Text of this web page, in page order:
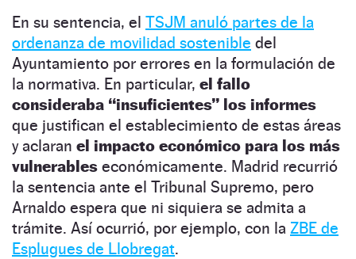
En su sentencia, el TSJM anuló partes de la
ordenanza de movilidad sostenible del
Ayuntamiento por errores en la formulación de
la normativa. En particular, el fallo
consideraba “insuficientes” los informes
que justifican el establecimiento de estas áreas
y aclaran el impacto económico para los más
vulnerables económicamente. Madrid recurrió
la sentencia ante el Tribunal Supremo, pero
Arnaldo espera que ni siquiera se admita a
trámite. Así ocurrió, por ejemplo, con la ZBE de
Esplugues de Llobregat.